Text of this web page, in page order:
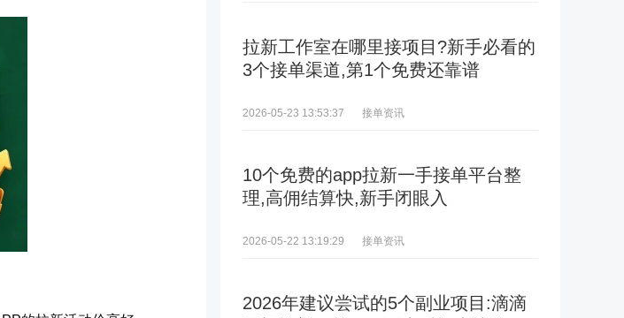
拉新工作室在哪里接项目?新手必看的
3个接单渠道,第1个免费还靠谱
2026-05-23 13:53:37 接单资讯
10个免费的app拉新一手接单平台整
理,高佣结算快,新手闭眼入
2026-05-22 13:19:29 接单资讯
2026年建议尝试的5个副业项目:滴滴